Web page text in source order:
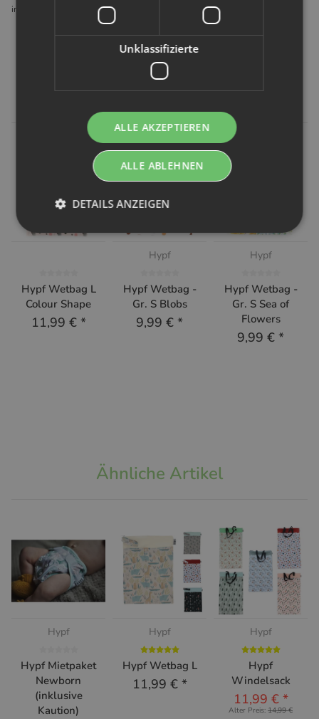
info@hypf.de
Kunden kauften dazu folgende
Artikel:
Hypf Wetbag L
Colour Shape
11,99 € *
Hypf
Hypf Wetbag -
Gr. S Blobs
9,99 € *
Hypf
Hypf Wetbag -
Gr. S Sea of
Flowers
9,99 € *
Ähnliche Artikel
Hypf
Hypf Mietpaket
Newborn
(inklusive
Kaution)
Hypf
Hypf Wetbag L
11,99 € *
Hypf
Hypf
Windelsack
11,99 € *
Alter Preis: 14,99 €
Unklassifizierte
ALLE AKZEPTIEREN
ALLE ABLEHNEN
DETAILS ANZEIGEN